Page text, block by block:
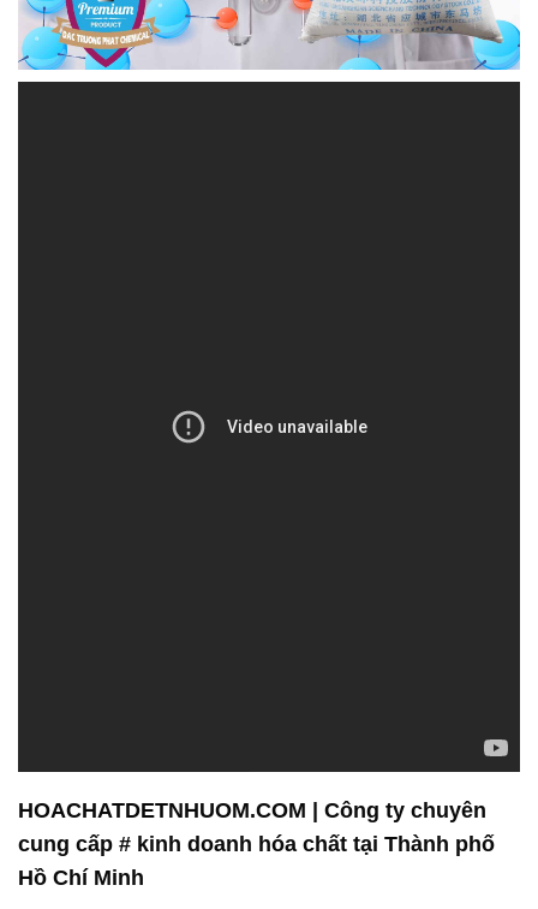
HOACHATDETNHUOM.COM | Công ty chuyên
cung cấp # kinh doanh hóa chất tại Thành phố
Hồ Chí Minh